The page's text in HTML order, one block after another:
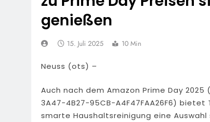
genießen
15. Juli 2025 10 Min
Neuss (ots) –
Auch nach dem Amazon Prime Day
3A47-4B27-95CB-A4F47FAA26F6)
smarte Haushaltsreinigung eine